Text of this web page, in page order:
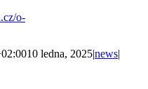
o-
10 ledna, 2025|news|